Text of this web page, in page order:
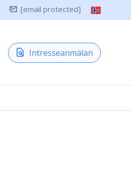
[email protected]
Intresseanmälan